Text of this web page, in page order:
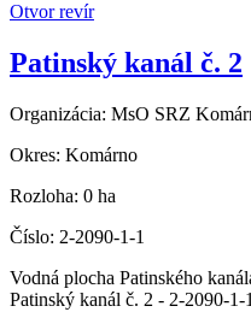
Otvor revír
Patinský kanál č. 2
Organizácia: MsO SRZ
Okres: Komárno
Rozloha: 0 ha
Číslo: 2-2090-1-1
Vodná plocha Patinského
Patinský kanál č. 2 - 2-2090-1-1